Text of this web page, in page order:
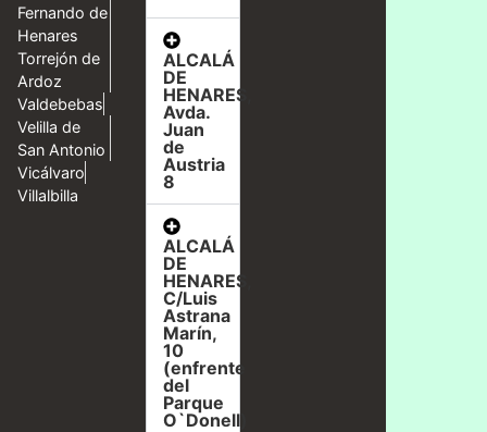
Fernando de
Henares
Torrejón de
Ardoz
Valdebebas
Velilla de
San Antonio
Vicálvaro
Villalbilla
ALCALÁ
DE
HENARES,
Avda.
Juan
de
Austria
8
ALCALÁ
DE
HENARES,
C/Luis
Astrana
Marín,
10
(enfrente
del
Parque
O`Donell)